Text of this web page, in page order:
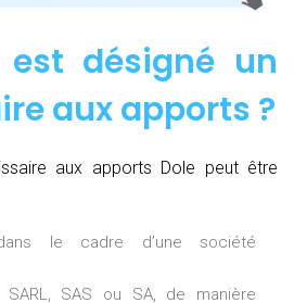
désigné un
aux apports ?
aux apports Dole peut être
le cadre d’une société
SAS ou SA, de manière